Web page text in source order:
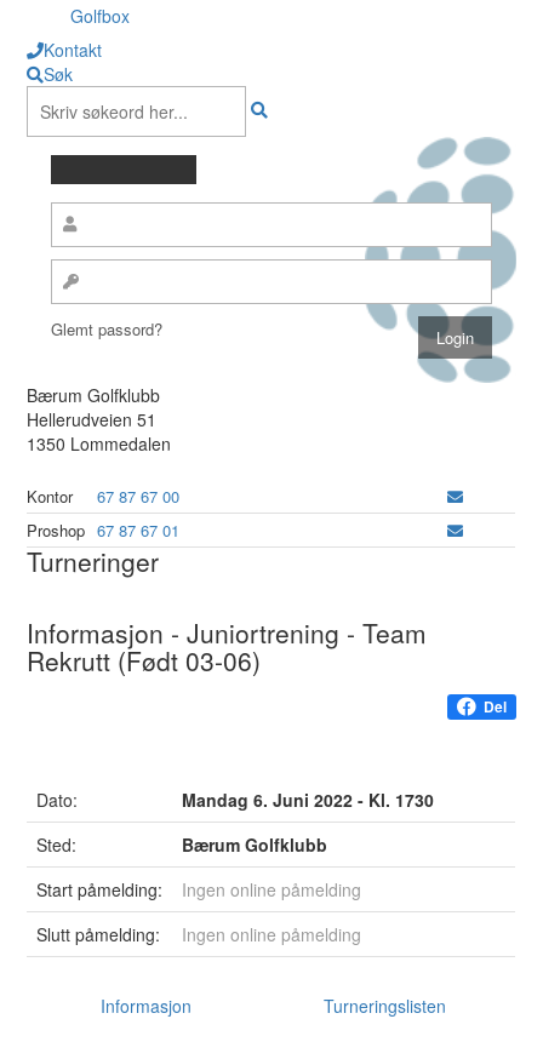
Golfbox
Kontakt
Søk
Glemt passord?
Bærum Golfklubb
Hellerudveien 51
1350 Lommedalen
Kontor
67 87 67 00
Proshop 67 87 67 01
Turneringer
Informasjon - Juniortrening - Team
Rekrutt (Født 03-06)
Del
Dato:
Mandag 6. Juni 2022 - Kl. 1730
Sted:
Bærum Golfklubb
Start påmelding:
Ingen online påmelding
Slutt påmelding:
Ingen online påmelding
Informasjon Turneringslisten